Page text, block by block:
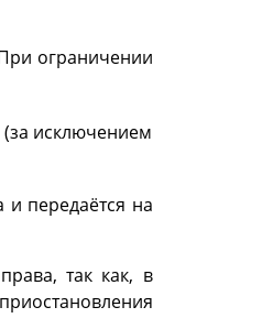
ограничении
исключением
и передаётся на
так как, в